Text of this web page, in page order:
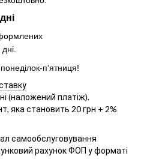
дні.
п‘ятниця!
(наложений платіж).
яка становить 20 грн + 2%
самообслуговування
рахунок ФОП у форматі